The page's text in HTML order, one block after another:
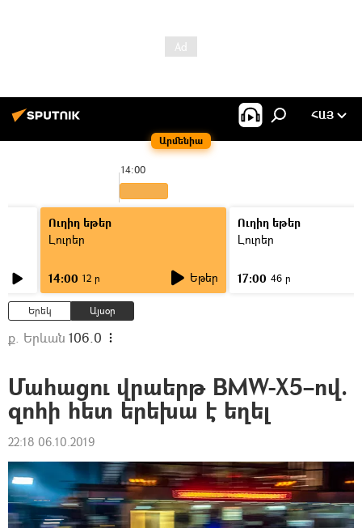
Արմենիա
ՀԱՅ
14:00
Ուղիղ եթեր
Լուրեր
14:00 12 ր Եթեր
Ուղիղ եթեր
Լուրեր
17:00 46 ր
Երեկ Այսօր
ք. Երևան 106.0
Մահացու վրաերթ BMW-X5–ով.
զոհի հետ երեխա է եղել
22:18 06.10.2019